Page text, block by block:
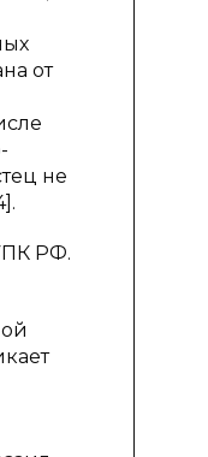
от
не
РФ.